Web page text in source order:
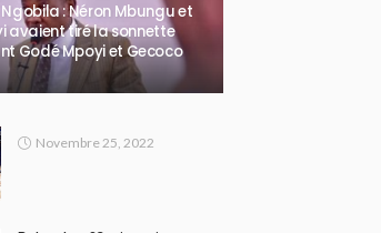
: Néron Mbungu et
avaient tiré la sonnette
Godé Mpoyi et Gecoco
Novembre 25, 2022